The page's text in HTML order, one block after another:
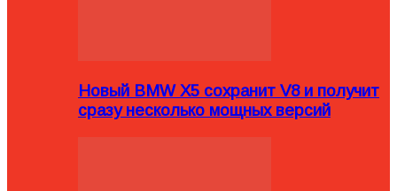
Новый BMW X5 сохранит V8 и получит
сразу несколько мощных версий